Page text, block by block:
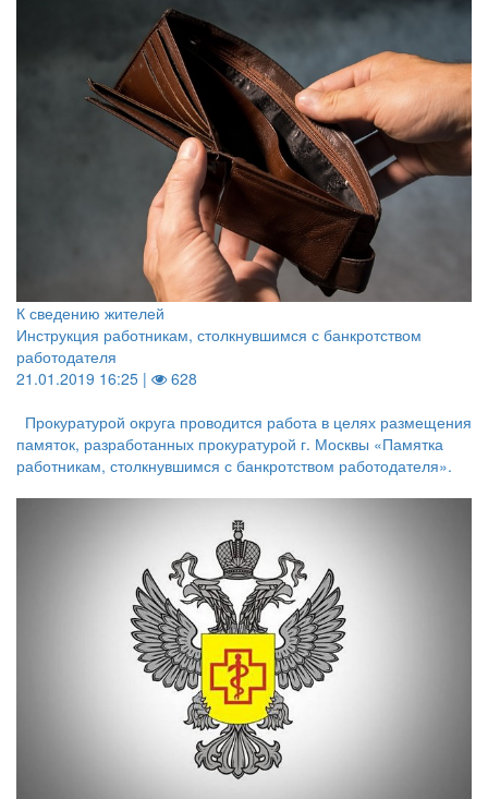
К сведению жителей
Инструкция работникам, столкнувшимся с банкротством
работодателя
21.01.2019 16:25 |
628
Прокуратурой округа проводится работа в целях размещения
памяток, разработанных прокуратурой г. Москвы «Памятка
работникам, столкнувшимся с банкротством работодателя».